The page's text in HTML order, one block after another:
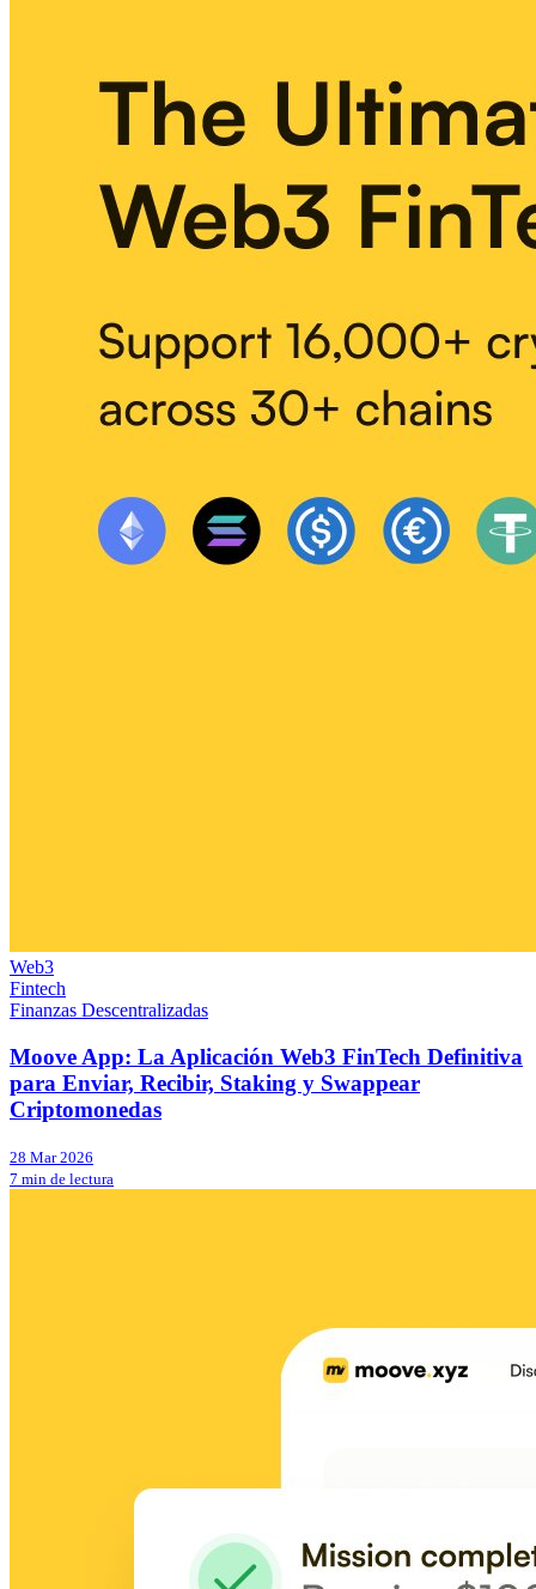
Web3
Fintech
Finanzas Descentralizadas
Moove App: La Aplicación Web3 FinTech Definitiva
para Enviar, Recibir, Staking y Swappear
Criptomonedas
28 Mar 2026
7 min de lectura